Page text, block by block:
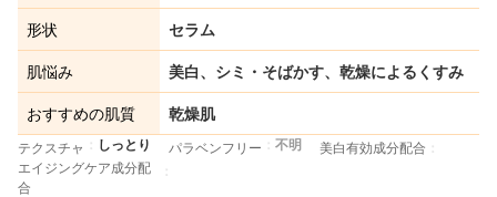
形状 セラム
肌悩み 美白、シミ・そばかす、乾燥によるくすみ
おすすめの肌質 乾燥肌
テクスチャ しっとり パラベンフリー 不明
美白有効成分配合
エイジングケア成分配
合